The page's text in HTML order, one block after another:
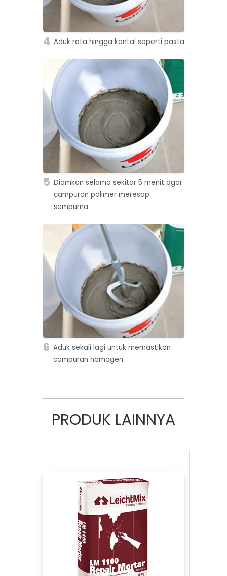
4 Aduk rata hingga kental seperti pasta
5 Diamkan selama sekitar 5 menit agar
campuran polimer meresap
sempurna.
6 Aduk sekali lagi untuk memastikan
campuran homogen.
PRODUK LAINNYA